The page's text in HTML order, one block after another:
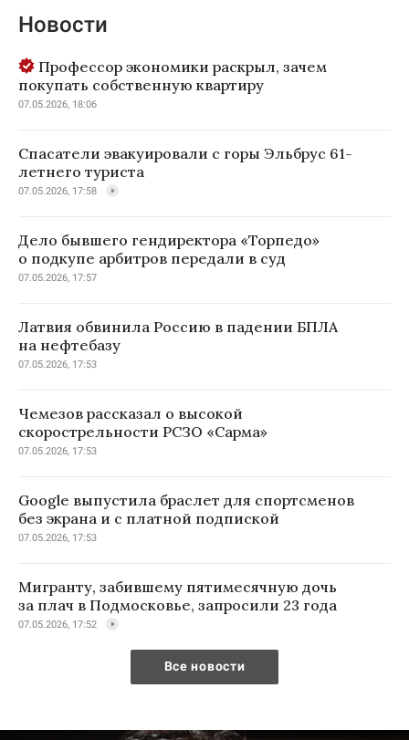
Новости
Профессор экономики раскрыл, зачем
покупать собственную квартиру
07.05.2026, 18:06
Спасатели эвакуировали с горы Эльбрус 61-
летнего туриста
07.05.2026, 17:58
Дело бывшего гендиректора «Торпедо»
о подкупе арбитров передали в суд
07.05.2026, 17:57
Латвия обвинила Россию в падении БПЛА
на нефтебазу
07.05.2026, 17:53
Чемезов рассказал о высокой
скорострельности РСЗО «Сарма»
07.05.2026, 17:53
Google выпустила браслет для спортсменов
без экрана и с платной подпиской
07.05.2026, 17:53
Мигранту, забившему пятимесячную дочь
за плач в Подмосковье, запросили 23 года
07.05.2026, 17:52
Все новости